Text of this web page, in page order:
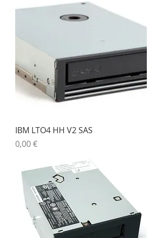
IBM LTO4 HH V2 SAS
Precio
0,00 €